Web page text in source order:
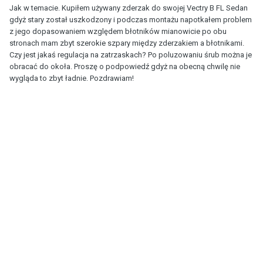
Jak w temacie. Kupiłem używany zderzak do swojej Vectry B FL Sedan
gdyż stary został uszkodzony i podczas montażu napotkałem problem
z jego dopasowaniem względem błotników mianowicie po obu
stronach mam zbyt szerokie szpary między zderzakiem a błotnikami.
Czy jest jakaś regulacja na zatrzaskach? Po poluzowaniu śrub można je
obracać do okoła. Proszę o podpowiedź gdyż na obecną chwilę nie
wygląda to zbyt ładnie. Pozdrawiam!